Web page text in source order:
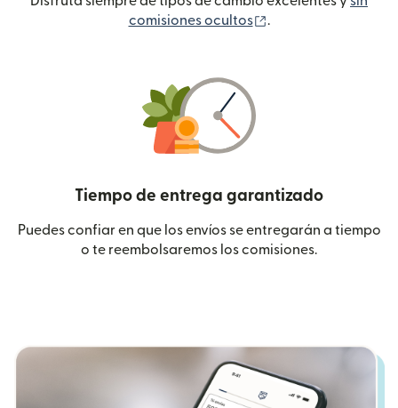
comisiones ocultos
.
Tiempo de entrega garantizado
Puedes confiar en que los envíos se entregarán a tiempo
o te reembolsaremos los comisiones.